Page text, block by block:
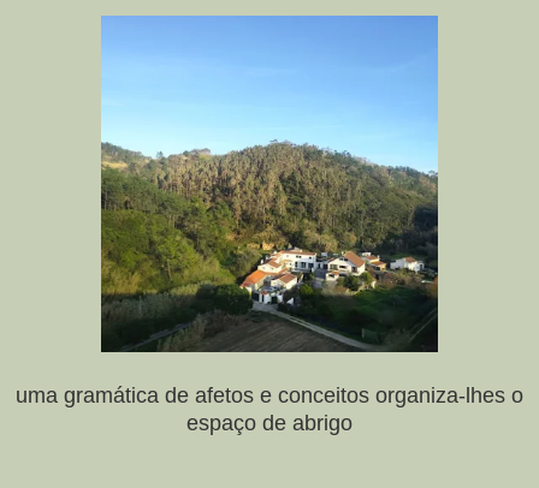
uma gramática de afetos e conceitos organiza-lhes o
espaço de abrigo